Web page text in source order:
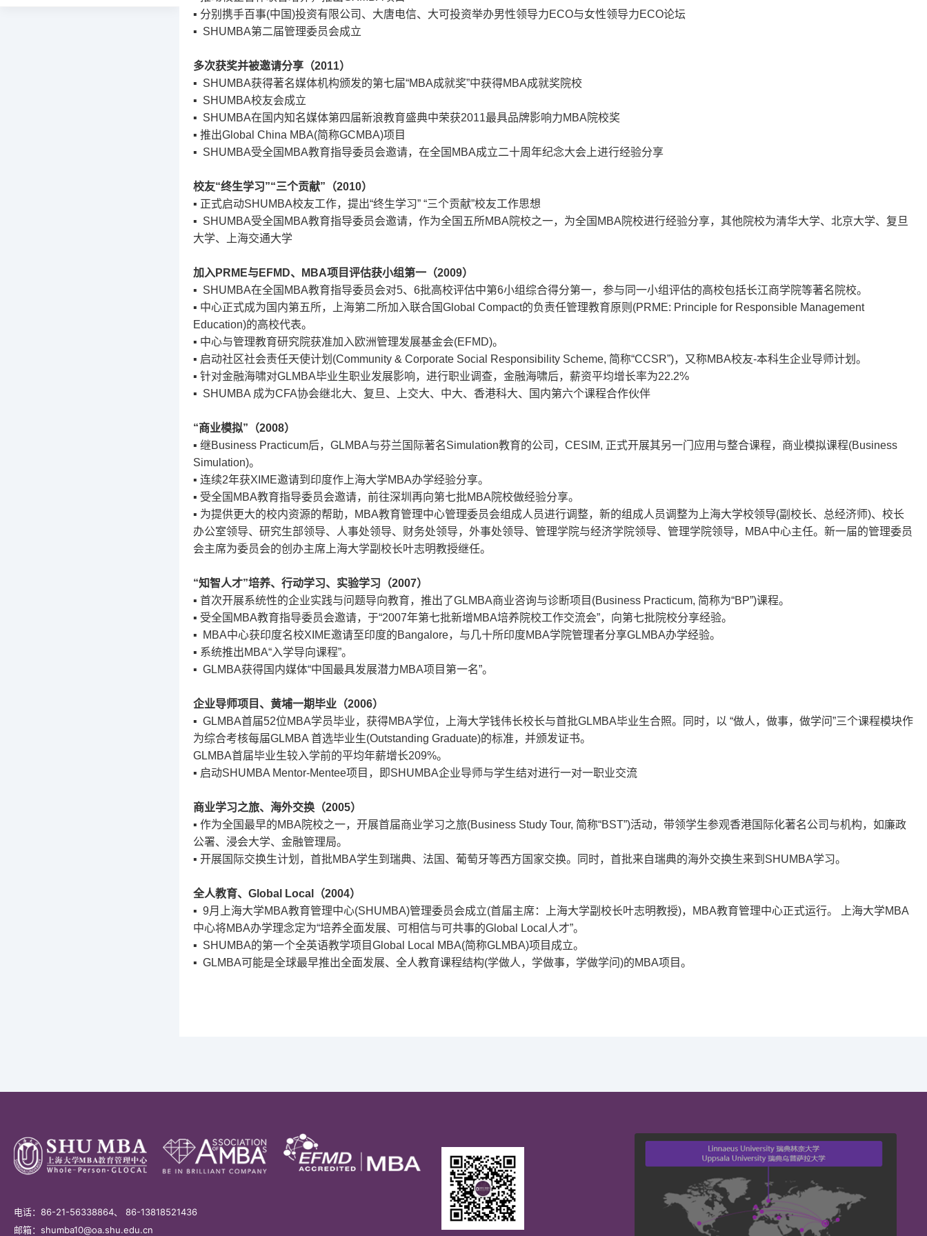
▪ 分别携手百事(中国)投资有限公司、大唐电信、大可投资举办男性领导力ECO与女性领导力ECO论坛
▪ SHUMBA第二届管理委员会成立
多次获奖并被邀请分享（2011）
▪ SHUMBA获得著名媒体机构颁发的第七届“MBA成就奖”中获得MBA成就奖院校
▪ SHUMBA校友会成立
▪ SHUMBA在国内知名媒体第四届新浪教育盛典中荣获2011最具品牌影响力MBA 院校奖
▪ 推出Global China MBA(简称GCMBA)项目
▪ SHUMBA受全国 MBA教育指导委员会邀请，在全国 MBA成立二十周年纪念大会上进行经验分享
校友“终生学习”“三个贡献” （2010）
▪ 正式启动SHUMBA校友工作，提出“终生学习” “三个贡献”校友工作思想
▪ SHUMBA受全国 MBA教育指导委员会邀请，作为全国五所MBA 院校之一，为全国 MBA 院校进行经验分享，其他院校为清华大学、北京大学、复旦
大学、上海交通大学
加入PRME与 EFMD、 MBA项目评估获小组第一（2009）
▪ SHUMBA在全国 MBA教育指导委员会对5、 6批高校评估中第6小组综合得分第一，参与同一小组评估的高校包括长江商学院等著名院校。
▪ 中心正式成为国内第五所，上海第二所加入联合国Global Compact的负责任管理教育原则 (PRME: Principle for Responsible Management
Education)的高校代表。
▪ 中心与管理教育研究院获准加入欧洲管理发展基金会(EFMD)。
▪ 启动社区社会责任天使计划 (Community & Corporate Social Responsibility Scheme, 简称“CCSR”)，又称MBA校友-本科生企业导师计划。
▪ 针对金融海啸对GLMBA毕业生职业发展影响，进行职业调查，金融海啸后，薪资平均增长率为22.2%
▪ SHUMBA 成为CFA协会继北大、复旦、上交大、中大、香港科大、国内第六个课程合作伙伴
“商业模拟” （2008）
▪ 继Business Practicum后， GLMBA与芬兰国际著名Simulation教育的公司， CESIM, 正式开展其另一门应用与整合课程，商业模拟课程(Business
Simulation)。
▪ 连续2年获XIME邀请到印度作上海大学MBA办学经验分享。
▪ 受全国 MBA教育指导委员会邀请，前往深圳再向第七批MBA 院校做经验分享。
▪ 为提供更大的校内资源的帮助， MBA教育管理中心管理委员会组成人员进行调整，新的组成人员调整为上海大学校领导(副校长、总经济师)、校长
办公室领导、研究生部领导、人事处领导、财务处领导，外事处领导、管理学院与经济学院领导、管理学院领导， MBA中心主任。新一届的管理委员
会主席为委员会的创办主席上海大学副校长叶志明教授继任。
“知智人才”培养、行动学习、实验学习（2007）
▪ 首次开展系统性的企业实践与问题导向教育，推出了GLMBA商业咨询与诊断项目 (Business Practicum, 简称为“BP”)课程。
▪ 受全国 MBA教育指导委员会邀请，于“2007年第七批新增MBA培养院校工作交流会”，向第七批院校分享经验。
▪ MBA中心获印度名校XIME邀请至印度的Bangalore，与几十所印度MBA学院管理者分享GLMBA办学经验。
▪ 系统推出MBA“入学导向课程”。
▪ GLMBA获得国内媒体“中国最具发展潜力MBA项目第一名”。
企业导师项目、黄埔一期毕业（2006）
▪ GLMBA首届52位MBA学员毕业，获得MBA学位，上海大学钱伟长校长与首批GLMBA毕业生合照。同时，以 “做人， 做事，做学问”三个课程模块作
为综合考核每届GLMBA 首选毕业生(Outstanding Graduate)的标准，并颁发证书。
GLMBA首届毕业生较入学前的平均年薪增长209%。
▪ 启动SHUMBA Mentor-Mentee项目，即SHUMBA企业导师与学生结对进行一对一职业交流
商业学习之旅、海外交换（2005）
▪ 作为全国最早的MBA 院校之一，开展首届商业学习之旅(Business Study Tour, 简称“BST”)活动，带领学生参观香港国际化著名公司与机构，如廉政
公署、浸会大学、金融管理局。
▪ 开展国际交换生计划，首批MBA学生到瑞典、法国、葡萄牙等西方国家交换。同时，首批来自瑞典的海外交换生来到 SHUMBA学习。
全人教育、 Global Local （2004）
▪ 9月上海大学MBA教育管理中心(SHUMBA)管理委员会成立(首届主席：上海大学副校长叶志明教授)， MBA教育管理中心正式运行。 上海大学MBA
中心将MBA办学理念定为“培养全面发展、可相信与可共事的Global Local 人才”。
▪ SHUMBA的第一个全英语教学项目Global Local MBA(简称GLMBA)项目成立。
▪ GLMBA可能是全球最早推出全面发展、全人教育课程结构(学做人，学做事，学做学问)的MBA项目。
电话：86-21-56338864、 86-13818521436
邮箱：shumba10@oa.shu.edu.cn